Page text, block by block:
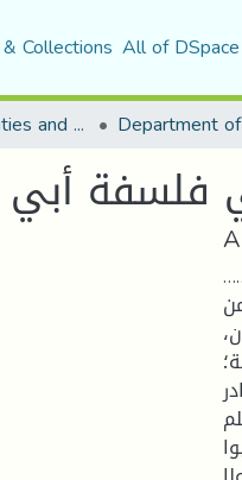
Collections All of DSpace
Faculty of Humanities and Social Sciences Department
فلسفة أبي
نبت في الإسلام له رجاله ومدارسه